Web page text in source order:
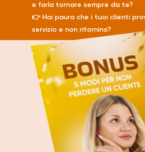
e farla tornare sempre da te?
👉 Hai paura che i tuoi clienti
servizio e non ritornino?